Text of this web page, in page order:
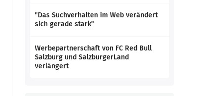
"Das Suchverhalten im Web verändert
sich gerade stark"
Werbepartnerschaft von FC Red Bull
Salzburg und SalzburgerLand
verlängert